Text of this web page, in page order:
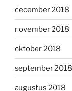
december 2018
november 2018
oktober 2018
september 2018
augustus 2018